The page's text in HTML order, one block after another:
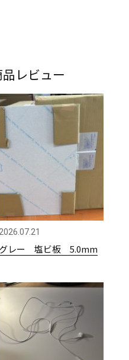
レビュー
グレー 塩ビ板 5.0mm